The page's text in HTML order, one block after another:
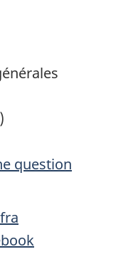
question